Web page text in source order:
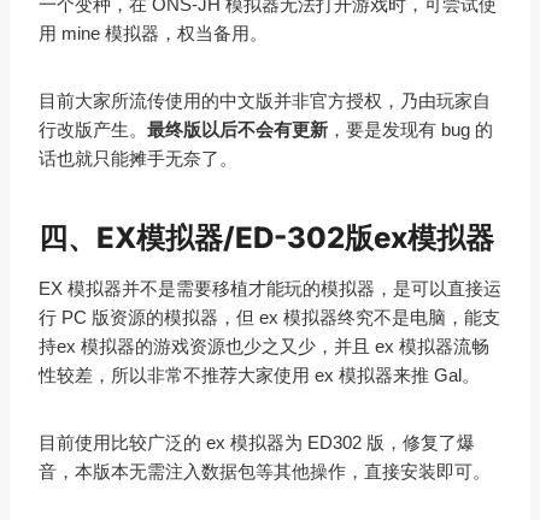
一个变种，在 ONS-JH 模拟器无法打开游戏时，可尝试使
用 mine 模拟器，权当备用。
目前大家所流传使用的中文版并非官方授权，乃由玩家自
行改版产生。 最终版以后不会有更新 ，要是发现有 bug 的
话也就只能摊手无奈了。
四、EX模拟器/ED-302版ex模拟器
EX 模拟器并不是需要移植才能玩的模拟器，是可以直接运
行 PC 版资源的模拟器，但 ex 模拟器终究不是电脑，能支
持ex 模拟器的游戏资源也少之又少，并且 ex 模拟器流畅
性较差，所以非常不推荐大家使用 ex 模拟器来推 Gal。
目前使用比较广泛的 ex 模拟器为 ED302 版，修复了爆
音，本版本无需注入数据包等其他操作，直接安装即可。